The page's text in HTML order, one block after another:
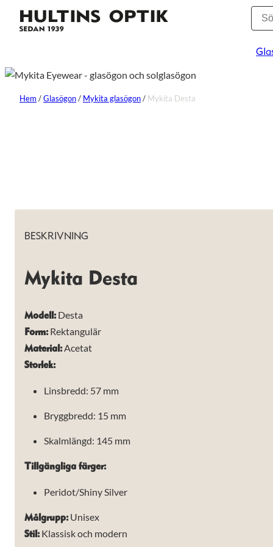
Hem /Glasögon/ Mykita glasögon/ Mykita Desta
BESKRIVNING
Mykita Desta
Modell:Desta
Form:Rektangulär
Material:Acetat
Storlek:
Linsbredd: 57 mm
Bryggbredd: 15 mm
Skalmlängd: 145 mm
Tillgängliga färger:
Peridot/Shiny Silver
Målgrupp:Unisex
Stil:Klassisk och modern
Nödvändiga
Dessa kakor
går inte att